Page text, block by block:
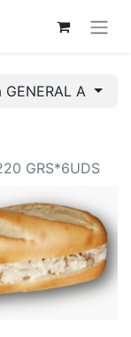
GENERAL A
GRS*6UDS